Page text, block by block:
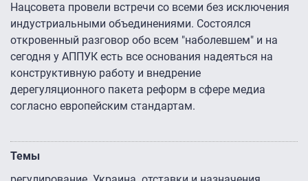
Нацсовета провели встречи со всеми без исключения
индустриальными объединениями. Состоялся
откровенный разговор обо всем "наболевшем" и на
сегодня у АППУК есть все основания надеяться на
конструктивную работу и внедрение
дерегуляционного пакета реформ в сфере медиа
согласно европейским стандартам.
Темы